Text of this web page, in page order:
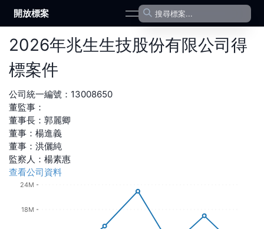
開放標案 open navigation menu
2026年兆生生技股份有限公司得
標案件
公司統一編號： 13008650
董監事：
董事長 ： 郭麗卿
董事 ： 楊進義
董事 ： 洪儷純
監察人 ： 楊素惠
查看公司資料
18M
24M